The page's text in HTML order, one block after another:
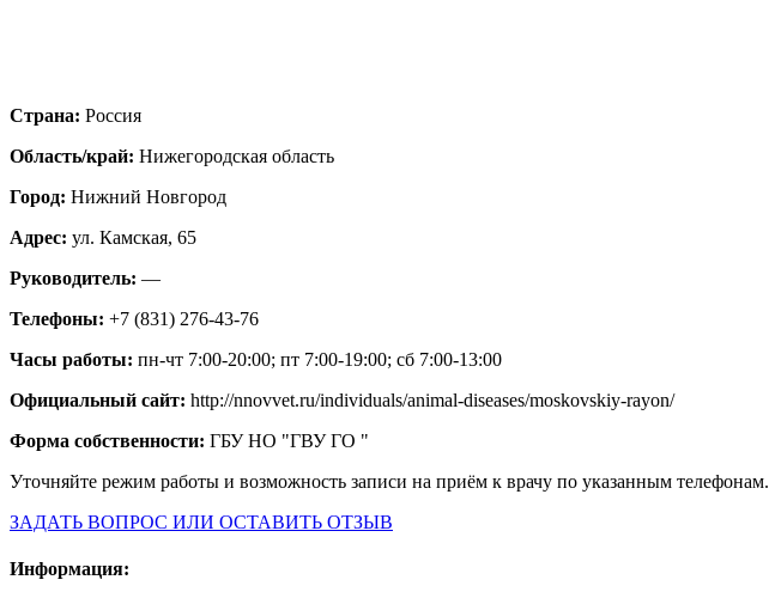
Страна: Россия
Область/край: Нижегородская область
Город: Нижний Новгород
Адрес: ул. Камская, 65
Руководитель: —
Телефоны: +7 (831) 276-43-76
Часы работы: пн-чт 7:00-20:00; пт 7:00-19:00; сб 7:00-13:00
Официальный сайт: http://nnovvet.ru/individuals/animal-diseases/moskovskiy-rayon/
Форма собственности: ГБУ НО "ГВУ ГО "
Уточняйте режим работы и возможность записи на приём к врачу по указанным телефонам.
ЗАДАТЬ ВОПРОС ИЛИ ОСТАВИТЬ ОТЗЫВ
Информация: